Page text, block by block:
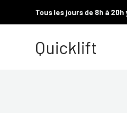
au
Tous les jours de 8h à
Quicklift